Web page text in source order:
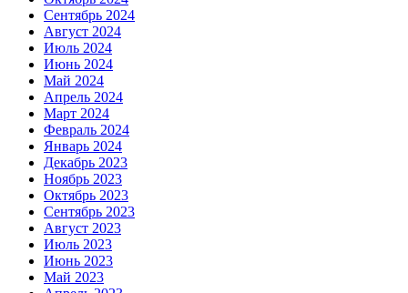
Сентябрь 2024
Август 2024
Июль 2024
Июнь 2024
Май 2024
Апрель 2024
Март 2024
Февраль 2024
Январь 2024
Декабрь 2023
Ноябрь 2023
Октябрь 2023
Сентябрь 2023
Август 2023
Июль 2023
Июнь 2023
Май 2023